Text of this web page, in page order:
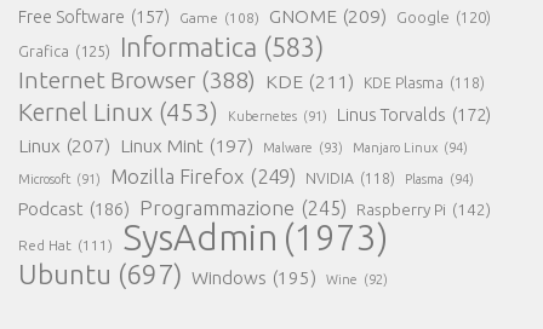
Free Software (157) Game (108) GNOME (209) Google (120)
Grafica (125) Informatica (583)
Internet Browser (388) KDE (211) KDE Plasma (118)
Kernel Linux (453) Kubernetes (91) Linus Torvalds (172)
Linux (207) Linux Mint (197) Malware (93) Manjaro Linux (94)
Microsoft (91) Mozilla Firefox (249) NVIDIA (118) Plasma (94)
Podcast (186) Programmazione (245) Raspberry Pi (142)
Red Hat (111) SysAdmin (1973)
Ubuntu (697) Windows (195) Wine (92)